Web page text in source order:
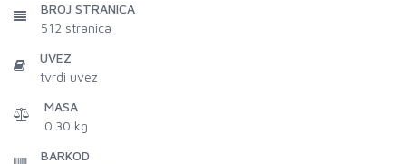
BROJ STRANICA
512 stranica
UVEZ
tvrdi uvez
MASA
0.30 kg
BARKOD